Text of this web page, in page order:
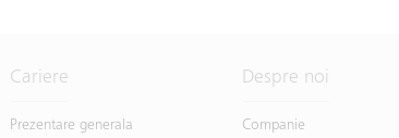
Cariere
Prezentare generala
Despre noi
Companie